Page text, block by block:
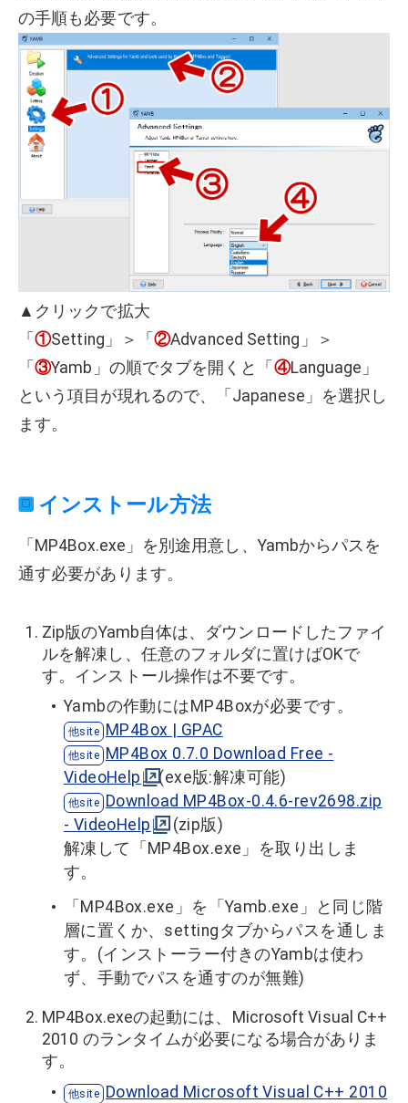
の手順も必要です。
▲クリックで拡大
「①Setting」＞「②Advanced Setting」＞
「③Yamb」の順でタブを開くと「 ④Language」
という項目が現れるので、「Japanese」を選択し
ます。
インストール方法
「MP4Box.exe」を別途用意し、Yambからパスを
通す必要があります。
Zip版のYamb自体は、ダウンロードしたファイ
ルを解凍し、任意のフォルダに置けばOKで
す。インストール操作は不要です。
Yambの作動にはMP4Boxが必要です。
MP4Box | GPAC
MP4Box 0.7.0 Download Free -
VideoHelp
(exe版:解凍可能)
Download MP4Box-0.4.6-rev2698.zip
- VideoHelp
(zip版)
解凍して「MP4Box.exe」を取り出しま
す。
「MP4Box.exe」を「Yamb.exe」と同じ階
層に置くか、settingタブからパスを通しま
す。(インストーラー付きのYambは使わ
ず、手動でパスを通すのが無難)
MP4Box.exeの起動には、Microsoft Visual C++
2010 のランタイムが必要になる場合がありま
す。
Download Microsoft Visual C++ 2010